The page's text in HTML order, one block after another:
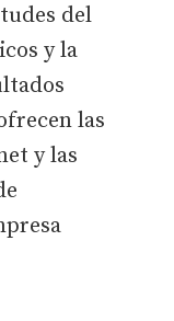
del
y la
las
y las